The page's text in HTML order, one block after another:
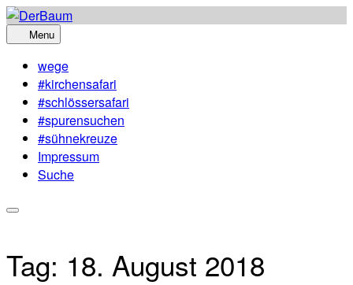
Skip
to
Menu
wege
#kirchensafari
#schlössersafari
#spurensuchen
#sühnekreuze
Impressum
Suche
Tag: 18. August 2018